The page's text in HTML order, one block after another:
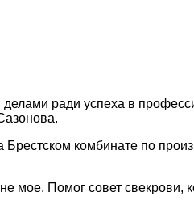
ради успеха в
комбинате по
мое. Помог совет свекрови,